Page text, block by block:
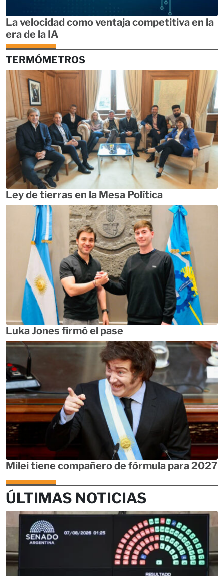
La velocidad como ventaja competitiva en la
era de la IA
TERMÓMETROS
Ley de tierras en la Mesa Política
Luka Jones firmó el pase
Milei tiene compañero de fórmula para 2027
ÚLTIMAS NOTICIAS